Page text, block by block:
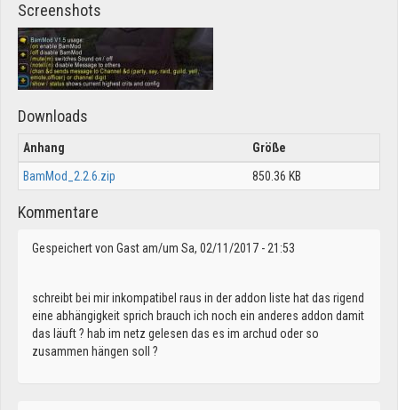
Screenshots
Downloads
Anhang
Größe
BamMod_2.2.6.zip
850.36 KB
Kommentare
Gespeichert von Gastam/um Sa, 02/11/2017 - 21:53
schreibt bei mir inkompatibel raus in der addon liste hat das rigend
eine abhängigkeit sprich brauch ich noch ein anderes addon damit
das läuft ? hab im netz gelesen das es im archud oder so
zusammen hängen soll ?